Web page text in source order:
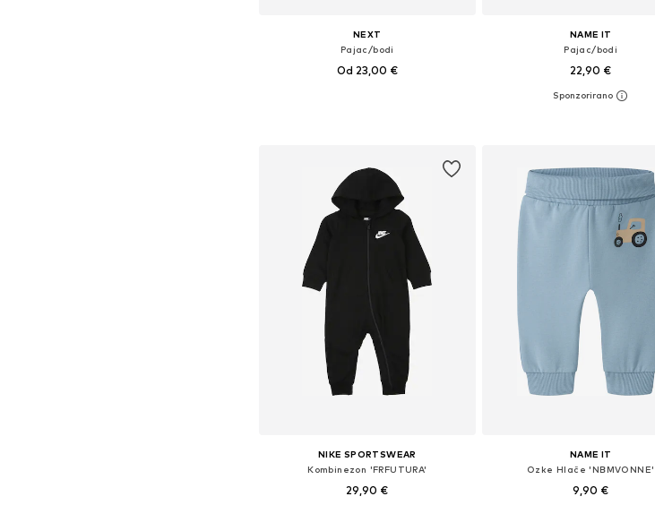
NEXT
Pajac/bodi
Od 23,00 €
NAME IT
Pajac/bodi
22,90 €
Na voljo v različnih velikostih
NIKE SPORTSWEAR
Kombinezon 'FRFUTURA'
29,90 €
NAME IT
Ozke Hlače 'NBMVONNE'
9,90 €